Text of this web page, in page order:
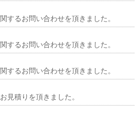
するお問い合わせを頂きました。
するお問い合わせを頂きました。
するお問い合わせを頂きました。
見積りを頂きました。